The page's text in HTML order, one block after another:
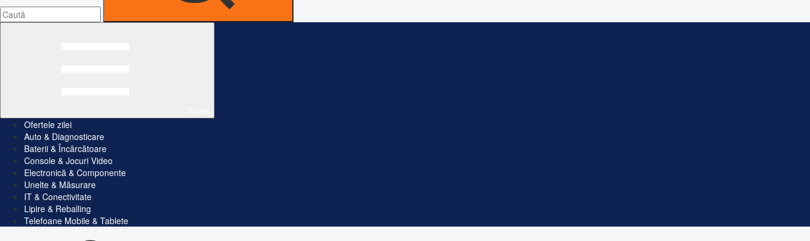
Ofertele zilei
Auto & Diagnosticare
Baterii & Încărcătoare
Console & Jocuri Video
Electronică & Componente
Unelte & Măsurare
IT & Conectivitate
Lipire & Reballing
Telefoane Mobile & Tablete